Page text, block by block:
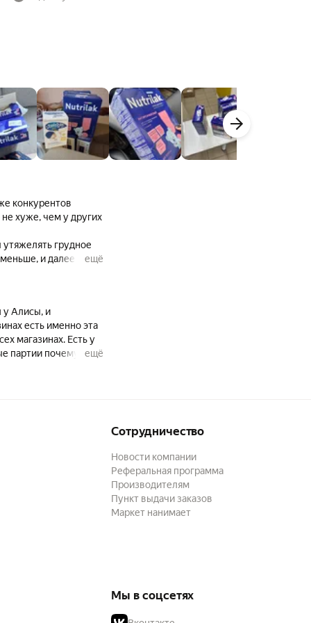
конкурентов
хуже, чем у других
грудное
и далее
также
запах есть и у
ещё
у Алисы, и
есть именно эта
магазинах. Есть у
партии почему тоещё
Сотрудничество
Новости компании
Реферальная программа
Производителям
Пункт выдачи заказов
Маркет нанимает
Мы в соцсетях